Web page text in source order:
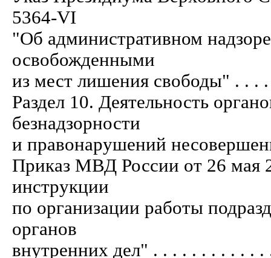
5364-VI
"Об административном
освобожденными
из мест лишения свободы" . . .
Раздел 10. Деятельность
безнадзорности
и правонарушений
Приказ МВД России от 26 мая
инструкции
по организации работы
органов
внутренних дел" . . . . . . . . . . .